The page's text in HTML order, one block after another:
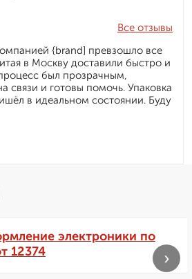
Все отзывы
{brand] превзошло все
в Москву доставили быстро и
был прозрачным,
связи и готовы помочь. Упаковка
в идеальном состоянии. Буду
электроники по
12374
›